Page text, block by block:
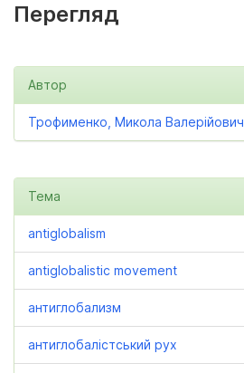
Перегляд
Автор
Трофименко, Микола Валерійович
Тема
antiglobalism
antiglobalistic movement
антиглобализм
антиглобалістський рух